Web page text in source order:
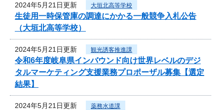
2024年5月21日更新 大垣北高等学校
生徒用一時保管庫の調達にかかる一般競争入札公告
（大垣北高等学校）
2024年5月21日更新 観光誘客推進課
令和6年度岐阜県インバウンド向け世界レベルのデジ
タルマーケティング支援業務プロポーザル募集【選定
結果】
2024年5月21日更新 薬務水道課